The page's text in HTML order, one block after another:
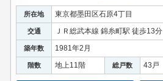
所在地 東京都墨田区石原4丁目
交通 ＪＲ総武本線 錦糸町駅 徒歩13分
築年数 1981年2月
階数 地上11階 総戸数 43戸